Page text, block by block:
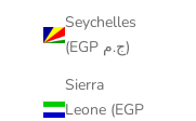
Seychelles
(EGP ج.م)
Sierra
Leone (EGP